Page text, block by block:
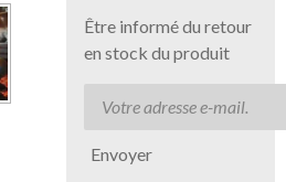
Être informé du retour
en stock du produit
Envoyer